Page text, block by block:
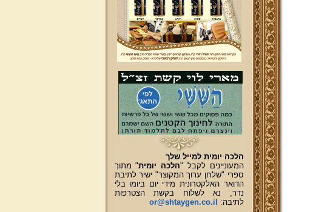
הלכה יומית למייל שלך
המעוניינים לקבל "הלכה יומית" מתוך
ספרי "שלחן ערוך המקוצר" ישיר לתיבת
הדואר האלקטרונית מידי יום ביומו בלי
נדר, נא לשלוח בקשת הצטרפות
לתיבה:
or@shtaygen.co.il